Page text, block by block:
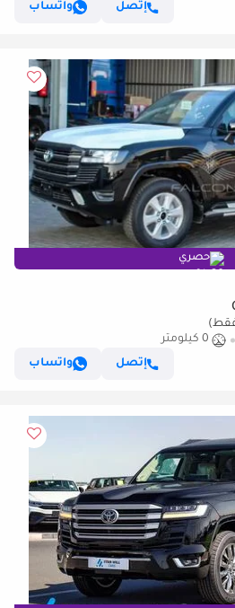
إتصل واتساب
حصري
0 كيلومتر
إتصل
واتساب